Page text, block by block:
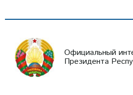
Официальный
Президента